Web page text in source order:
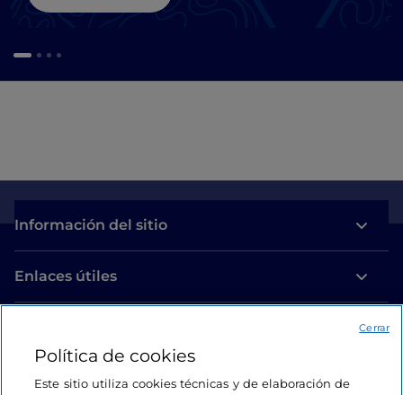
Información del sitio
Enlaces útiles
Estamos en contacto
Política de cookies
Este sitio utiliza cookies técnicas y de elaboración de
Cerrar